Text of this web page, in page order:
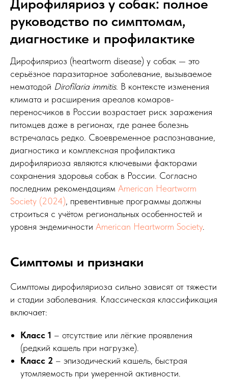
Дирофиляриоз у собак: полное
руководство по симптомам,
диагностике и профилактике
Дирофиляриоз (heartworm disease) у собак — это
серьёзное паразитарное заболевание, вызываемое
нематодой Dirofilaria immitis. В контексте изменения
климата и расширения ареалов комаров-
переносчиков в России возрастает риск заражения
питомцев даже в регионах, где ранее болезнь
встречалась редко. Своевременное распознавание,
диагностика и комплексная профилактика
дирофиляриоза являются ключевыми факторами
сохранения здоровья собак в России. Согласно
последним рекомендациям American Heartworm
Society (2024), превентивные программы должны
строиться с учётом региональных особенностей и
уровня эндемичности American Heartworm Society.
Симптомы и признаки
Симптомы дирофиляриоза сильно зависят от тяжести
и стадии заболевания. Классическая классификация
включает:
Класс 1 – отсутствие или лёгкие проявления
(редкий кашель при нагрузке).
Класс 2 – эпизодический кашель, быстрая
утомляемость при умеренной активности.